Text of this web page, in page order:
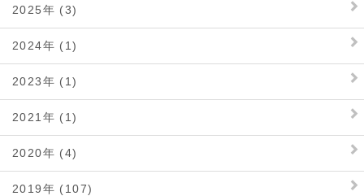
2025年 (3)
2024年 (1)
2023年 (1)
2021年 (1)
2020年 (4)
2019年 (107)